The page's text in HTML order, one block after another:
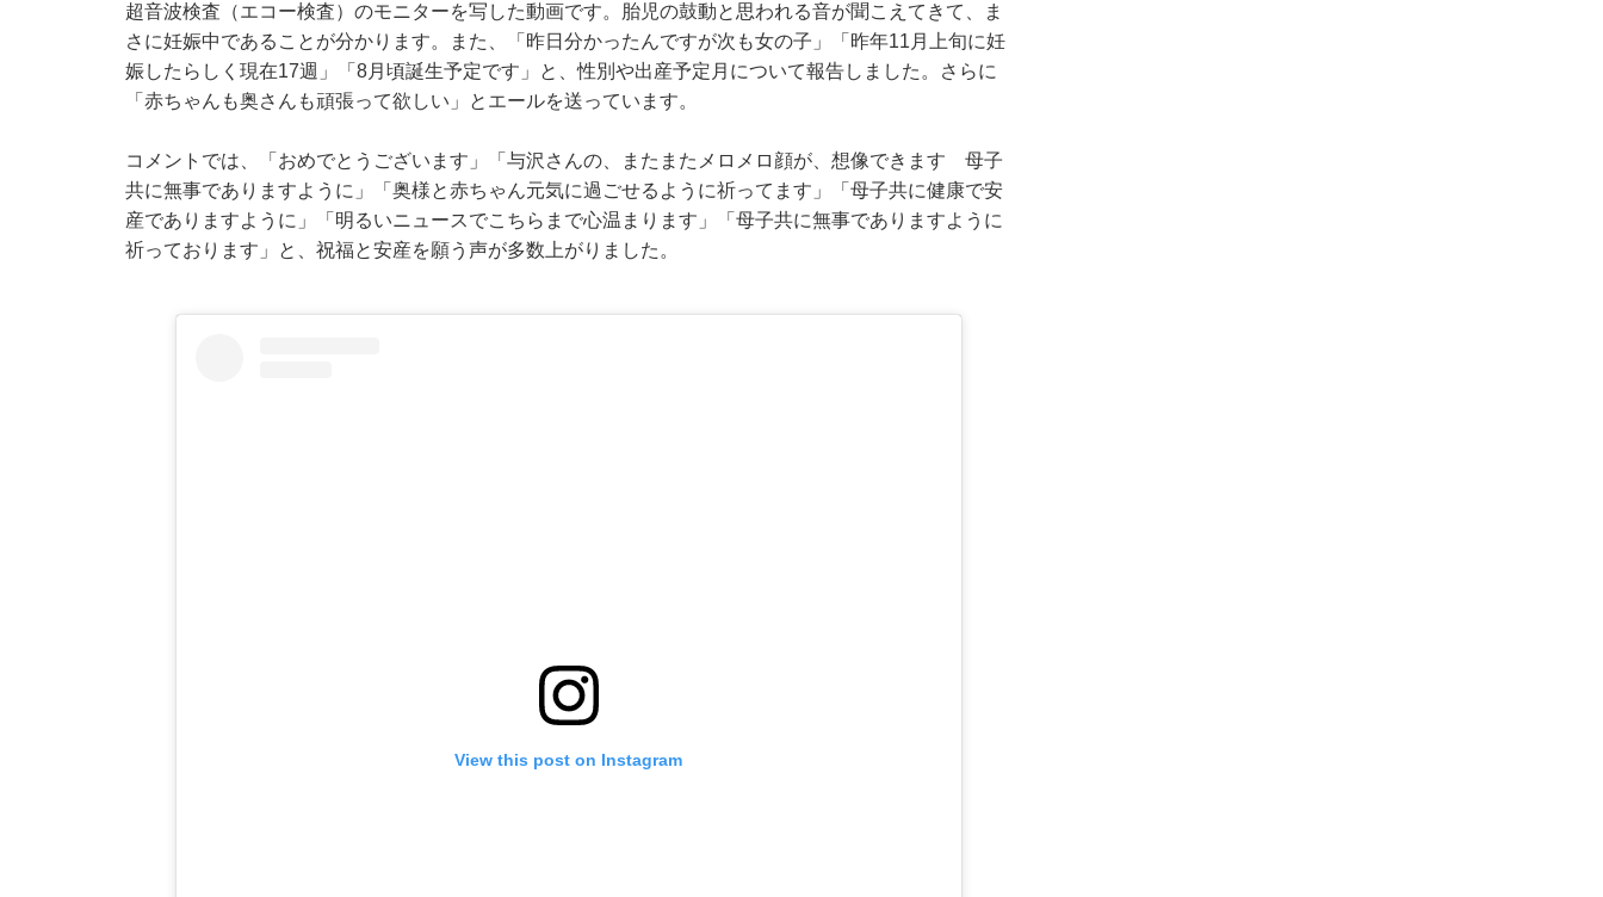
超音波検査（エコー検査）のモニターを写した動画です。胎児の鼓動と思われる音が聞こえてきて、ま
さに妊娠中であることが分かります。また、「昨日分かったんですが次も女の子」「昨年11月上旬に妊
娠したらしく現在17週」「8月頃誕生予定です」と、性別や出産予定月について報告しました。さらに
「赤ちゃんも奥さんも頑張って欲しい」とエールを送っています。
コメントでは、「おめでとうございます」「与沢さんの、またまたメロメロ顔が、想像できます 母子
共に無事でありますように」「奥様と赤ちゃん元気に過ごせるように祈ってます」「母子共に健康で安
産でありますように」「明るいニュースでこちらまで心温まります」「母子共に無事でありますように
祈っております」と、祝福と安産を願う声が多数上がりました。
View this post on Instagram